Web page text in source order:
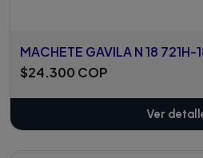
MACHETE GAVILA N 18 721H-
$24.300 COP
Ver